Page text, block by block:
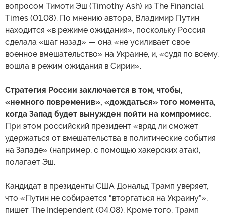
вопросом Тимоти Эш (Timothy Ash) из The Financial
Times (01.08). По мнению автора, Владимир Путин
находится «в режиме ожидания», поскольку Россия
сделала «шаг назад» — она «не усиливает свое
военное вмешательство» на Украине, и, «судя по всему,
вошла в режим ожидания в Сирии».
Стратегия России заключается в том, чтобы,
«немного повременив», «дождаться» того момента,
когда Запад будет вынужден пойти на компромисс.
При этом российский президент «вряд ли сможет
удержаться от вмешательства в политические события
на Западе» (например, с помощью хакерских атак),
полагает Эш.
Кандидат в президенты США Дональд Трамп уверяет,
что «Путин не собирается “вторгаться на Украину”»,
пишет The Independent (04.08). Кроме того, Трамп